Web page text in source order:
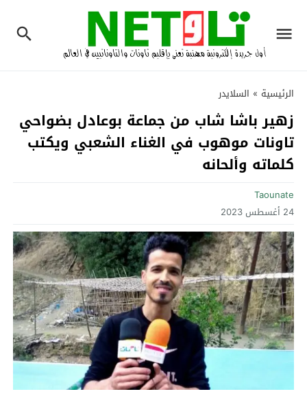
الرئيسية » السلايدر
زهير باشا شاب من جماعة بوعادل بضواحي
تاونات موهوب في الغناء الشعبي ويكتب
كلماته وألحانه ‎
Taounate
24 أغسطس 2023